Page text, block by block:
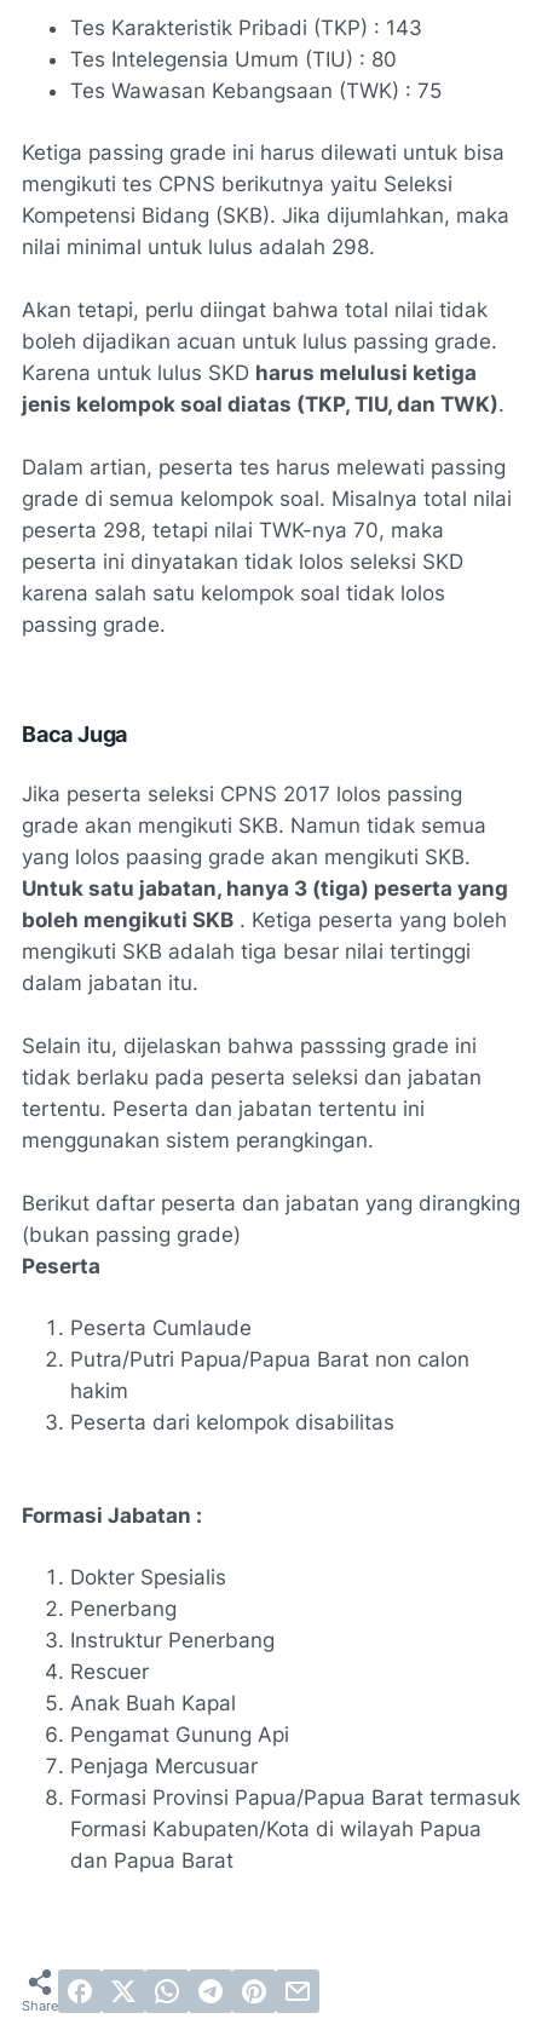
Tes Karakteristik Pribadi (TKP) : 143
Tes Intelegensia Umum (TIU) : 80
Tes Wawasan Kebangsaan (TWK) : 75
Ketiga passing grade ini harus dilewati untuk bisa
mengikuti tes CPNS berikutnya yaitu Seleksi
Kompetensi Bidang (SKB). Jika dijumlahkan, maka
nilai minimal untuk lulus adalah 298.
Akan tetapi, perlu diingat bahwa total nilai tidak
boleh dijadikan acuan untuk lulus passing grade.
Karena untuk lulus SKD harus melulusi ketiga
jenis kelompok soal diatas (TKP, TIU, dan TWK).
Dalam artian, peserta tes harus melewati passing
grade di semua kelompok soal. Misalnya total nilai
peserta 298, tetapi nilai TWK-nya 70, maka
peserta ini dinyatakan tidak lolos seleksi SKD
karena salah satu kelompok soal tidak lolos
passing grade.
Baca Juga
Jika peserta seleksi CPNS 2017 lolos passing
grade akan mengikuti SKB. Namun tidak semua
yang lolos paasing grade akan mengikuti SKB.
Untuk satu jabatan, hanya 3 (tiga) peserta yang
boleh mengikuti SKB . Ketiga peserta yang boleh
mengikuti SKB adalah tiga besar nilai tertinggi
dalam jabatan itu.
Selain itu, dijelaskan bahwa passsing grade ini
tidak berlaku pada peserta seleksi dan jabatan
tertentu. Peserta dan jabatan tertentu ini
menggunakan sistem perangkingan.
Berikut daftar peserta dan jabatan yang dirangking
(bukan passing grade)
Peserta
Peserta Cumlaude
Putra/Putri Papua/Papua Barat non calon
hakim
Peserta dari kelompok disabilitas
Formasi Jabatan :
Dokter Spesialis
Penerbang
Instruktur Penerbang
Rescuer
Anak Buah Kapal
Pengamat Gunung Api
Penjaga Mercusuar
Formasi Provinsi Papua/Papua Barat termasuk
Formasi Kabupaten/Kota di wilayah Papua
dan Papua Barat